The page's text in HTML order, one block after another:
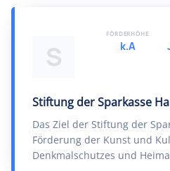
S
Stiftung der Sparkasse
Das Ziel der Stiftung der
Förderung der Kunst und
Denkmalschutzes und
FÖRDERHÖHE
k.A